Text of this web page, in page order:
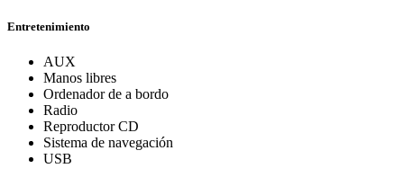
Entretenimiento
AUX
Manos libres
Ordenador de a bordo
Radio
Reproductor CD
Sistema de navegación
USB